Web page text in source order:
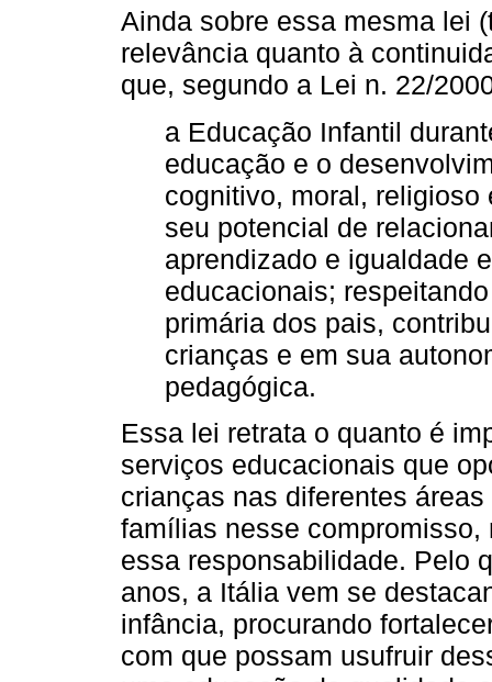
Ainda sobre essa mesma lei
relevância quanto à
que, segundo a Lei n. 22/
a Educação Infantil
educação e o
cognitivo, moral,
seu potencial de
aprendizado e igualdade
educacionais;
primária dos pais,
crianças e em sua
pedagógica.
Essa lei retrata o quanto é
serviços educacionais que
crianças nas diferentes
famílias nesse
essa responsabilidade. Pelo
anos, a Itália vem se
infância, procurando
com que possam usufruir